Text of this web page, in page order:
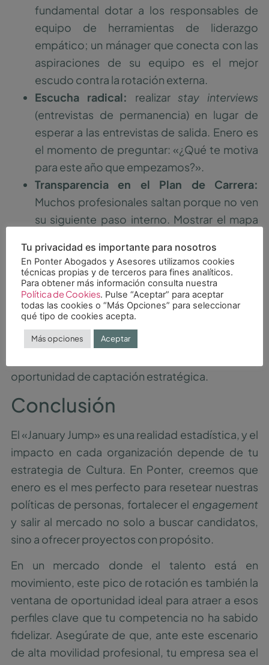
fundamental dotar a los responsables de
equipo de herramientas de liderazgo
empático; un mánager que conecta con las
aspiraciones de su equipo es el mejor
escudo contra la rotación externa.
Escucha radical: realizar stay interviews
(entrevistas de permanencia) en lugar de
esperar a las entrevistas de salida. Enero es
el momento de preguntar: «¿Qué te motiva
para este año que empezamos?».
Transparencia en el Plan de Carrera:
Muchos profesionales saltan porque no ven
su siguiente paso interno. Mostrar el mapa
puede desactivar el deseo de búsqueda
externa.
La movilidad es sana para el ecosistema, pero la
rotación no deseada es costosa. La clave reside
en consolidar una marca empleadora capaz de
actuar como polo de atracción para el mercado,
oportunidad de captación estratégica.
Conclusión
El «January Jump» es una realidad estadística, y el
impacto en cada organización depende de tu
estrategia de Cultura. En Ponter, creemos que
enero es el mes perfecto para resetear nuestras
políticas de personas, fortalecer el engagement
y salir al mercado no solo a buscar candidatos,
sino a ofrecer proyectos con propósito.
En un mercado donde el talento está en
movimiento, este pico de rotación es también la
ventana de oportunidad ideal para atraer a esos
perfiles clave que tu competencia no ha sabido
fidelizar. Asegúrate de que, ante este escenario
de alta movilidad profesional, tu empresa sea el
Tu privacidad es importante para nosotros
En Ponter Abogados y Asesores utilizamos cookies
técnicas propias y de terceros para fines analíticos.
Para obtener más información consulta nuestra
Política de Cookies. Pulse “Aceptar” para aceptar
todas las cookies o “Más Opciones” para seleccionar
qué tipo de cookies acepta.
Más opciones Aceptar